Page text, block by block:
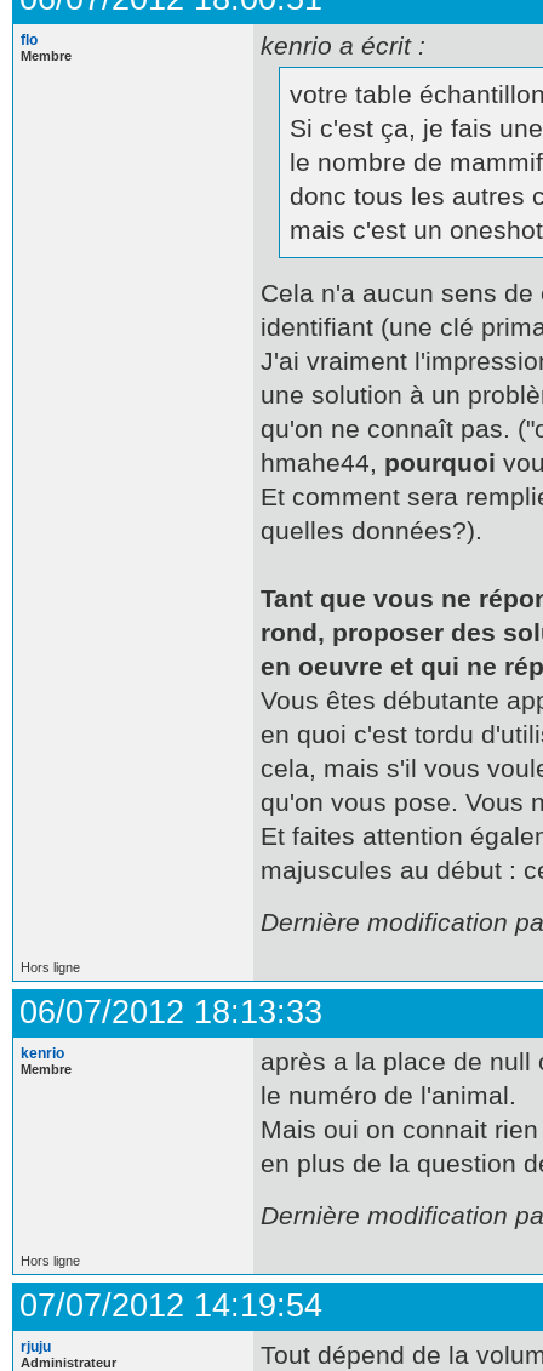
flo
Membre
kenrio a écrit :
votre table
Si c'est ça, je fais
le nombre de
donc tous les autres
mais c'est un
Cela n'a aucun sens
identifiant (une clé
J'ai vraiment
une solution à un
qu'on ne connaît pas.
hmahe44, pourquoi
Et comment sera
quelles données?).
Tant que vous ne
rond, proposer des
en oeuvre et qui ne
Vous êtes débutante
en quoi c'est tordu
cela, mais s'il vous
qu'on vous pose. Vous
Et faites attention
majuscules au début :
Dernière modification
Hors ligne
06/07/2012 18:13:33
kenrio
Membre
après a la place de null
le numéro de l'animal.
Mais oui on connait
en plus de la question
Dernière modification
Hors ligne
07/07/2012 14:19:54
rjuju
Administrateur
Tout dépend de la